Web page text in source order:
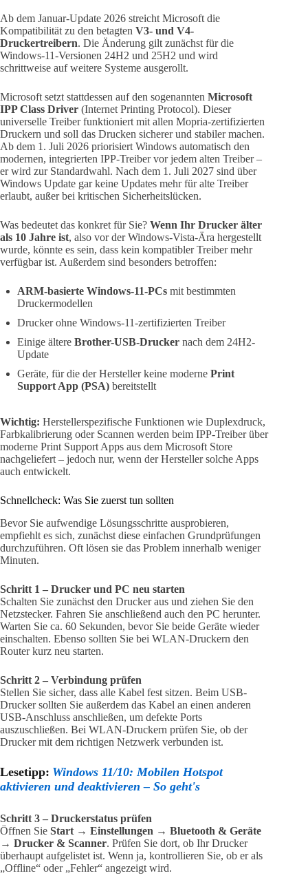
Ab dem Januar-Update 2026 streicht Microsoft die
Kompatibilität zu den betagten V3- und V4-
Druckertreibern. Die Änderung gilt zunächst für die
Windows-11-Versionen 24H2 und 25H2 und wird
schrittweise auf weitere Systeme ausgerollt.
Microsoft setzt stattdessen auf den sogenannten Microsoft
IPP Class Driver (Internet Printing Protocol). Dieser
universelle Treiber funktioniert mit allen Mopria-zertifizierten
Druckern und soll das Drucken sicherer und stabiler machen.
Ab dem 1. Juli 2026 priorisiert Windows automatisch den
modernen, integrierten IPP-Treiber vor jedem alten Treiber –
er wird zur Standardwahl. Nach dem 1. Juli 2027 sind über
Windows Update gar keine Updates mehr für alte Treiber
erlaubt, außer bei kritischen Sicherheitslücken.
Was bedeutet das konkret für Sie? Wenn Ihr Drucker älter
als 10 Jahre ist, also vor der Windows-Vista-Ära hergestellt
wurde, könnte es sein, dass kein kompatibler Treiber mehr
verfügbar ist. Außerdem sind besonders betroffen:
ARM-basierte Windows-11-PCs mit bestimmten
Druckermodellen
Drucker ohne Windows-11-zertifizierten Treiber
Einige ältere Brother-USB-Drucker nach dem 24H2-
Update
Geräte, für die der Hersteller keine moderne Print
Support App (PSA) bereitstellt
Wichtig: Herstellerspezifische Funktionen wie Duplexdruck,
Farbkalibrierung oder Scannen werden beim IPP-Treiber über
moderne Print Support Apps aus dem Microsoft Store
nachgeliefert – jedoch nur, wenn der Hersteller solche Apps
auch entwickelt.
Schnellcheck: Was Sie zuerst tun sollten
Bevor Sie aufwendige Lösungsschritte ausprobieren,
empfiehlt es sich, zunächst diese einfachen Grundprüfungen
durchzuführen. Oft lösen sie das Problem innerhalb weniger
Minuten.
Schritt 1 – Drucker und PC neu starten
Schalten Sie zunächst den Drucker aus und ziehen Sie den
Netzstecker. Fahren Sie anschließend auch den PC herunter.
Warten Sie ca. 60 Sekunden, bevor Sie beide Geräte wieder
einschalten. Ebenso sollten Sie bei WLAN-Druckern den
Router kurz neu starten.
Schritt 2 – Verbindung prüfen
Stellen Sie sicher, dass alle Kabel fest sitzen. Beim USB-
Drucker sollten Sie außerdem das Kabel an einen anderen
USB-Anschluss anschließen, um defekte Ports
auszuschließen. Bei WLAN-Druckern prüfen Sie, ob der
Drucker mit dem richtigen Netzwerk verbunden ist.
Lesetipp: Windows 11/10: Mobilen Hotspot
aktivieren und deaktivieren – So geht's
Schritt 3 – Druckerstatus prüfen
Öffnen Sie Start → Einstellungen → Bluetooth & Geräte
→ Drucker & Scanner. Prüfen Sie dort, ob Ihr Drucker
überhaupt aufgelistet ist. Wenn ja, kontrollieren Sie, ob er als
„Offline“ oder „Fehler“ angezeigt wird.